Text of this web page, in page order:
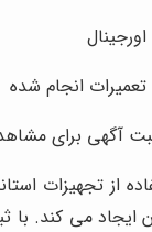
تعمیرات انجام شده
آگهی برای
از تجهیزات
ایجاد می کند.